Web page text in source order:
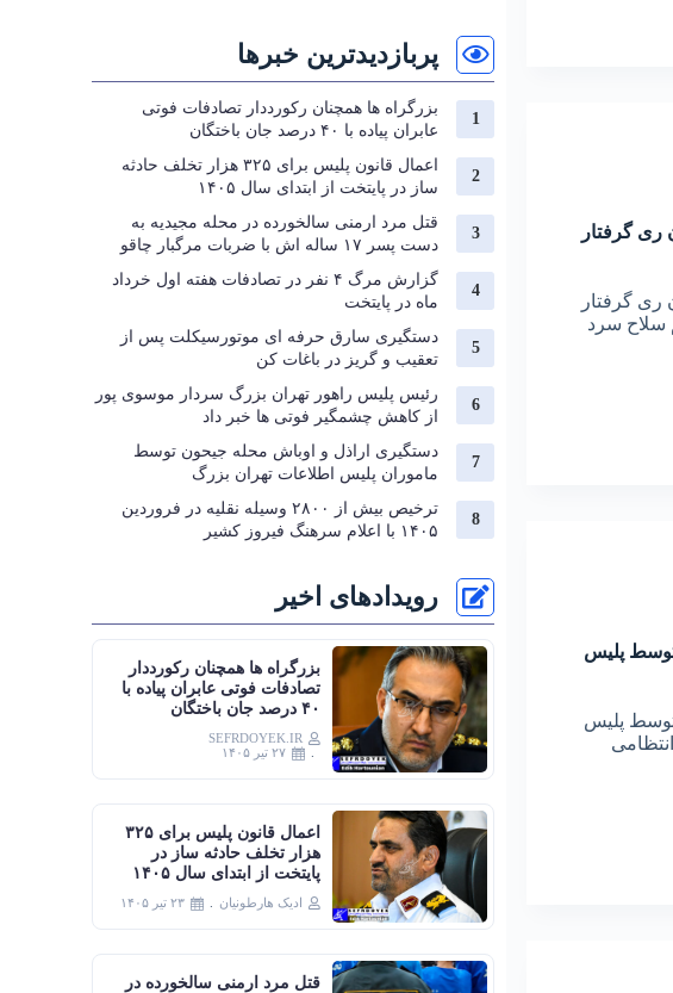
ری گرفتار
ری گرفتار
سلاح سرد
توسط پلیس
توسط پلیس
انتظامی
پربازدیدترین خبرها
بزرگراه‌ ها همچنان رکورددار تصادفات فوتی
عابران پیاده با ۴۰ درصد جان‌ باختگان
اعمال قانون پلیس برای ۳۲۵ هزار تخلف حادثه
ساز در پایتخت از ابتدای سال ۱۴۰۵
قتل مرد ارمنی سالخورده در محله مجیدیه به
دست پسر ۱۷ ساله اش با ضربات مرگبار چاقو
گزارش مرگ ۴ نفر در تصادفات هفته اول خرداد
ماه در پایتخت
دستگیری سارق حرفه‌ ای موتورسیکلت پس از
تعقیب و گریز در باغات کن
رئیس پلیس راهور تهران بزرگ سردار موسوی پور
از کاهش چشمگیر فوتی ها خبر داد
دستگیری اراذل و اوباش محله جیحون توسط
ماموران پلیس اطلاعات تهران بزرگ
ترخیص بیش از ۲۸۰۰ وسیله نقلیه در فروردین
۱۴۰۵ با اعلام سرهنگ فیروز کشیر
رویدادهای اخیر
بزرگراه‌ ها همچنان رکورددار
تصادفات فوتی عابران پیاده با
۴۰ درصد جان‌ باختگان
SEFRDOYEK.IR
۲۷ تیر ۱۴۰۵
اعمال قانون پلیس برای ۳۲۵
هزار تخلف حادثه ساز در
پایتخت از ابتدای سال ۱۴۰۵
ادیک هارطونیان ۲۳ تیر ۱۴۰۵
قتل مرد ارمنی سالخورده در